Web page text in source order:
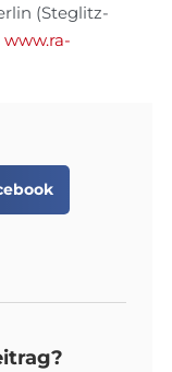
(Steglitz-
www.ra-